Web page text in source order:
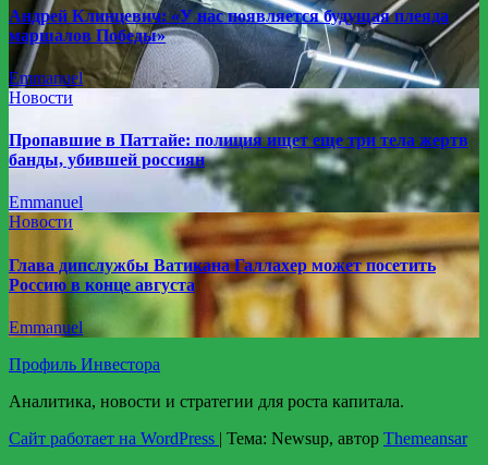
Андрей Клинцевич: «У нас появляется будущая плеяда
маршалов Победы»
Emmanuel
Новости
Пропавшие в Паттайе: полиция ищет еще три тела жертв
банды, убившей россиян
Emmanuel
Новости
Глава дипслужбы Ватикана Галлахер может посетить
Россию в конце августа
Emmanuel
Профиль Инвестора
Аналитика, новости и стратегии для роста капитала.
Сайт работает на WordPress | Тема: Newsup, автор Themeansar